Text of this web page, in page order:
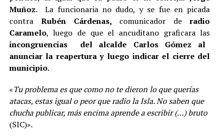
Muñoz. La funcionaria no dudo, y se fue en picada
contra Rubén Cárdenas, comunicador de radio
Caramelo, luego de que el ancuditano graficara las
incongruencias del alcalde Carlos Gómez al
anunciar la reapertura y luego indicar el cierre del
municipio.
«Tu problema es que como no te dieron lo que querías
atacas, estas igual o peor que radio la Isla. No saben que
chucha publicar, más encima aprende a escribir (…) bruto
(SIC)».